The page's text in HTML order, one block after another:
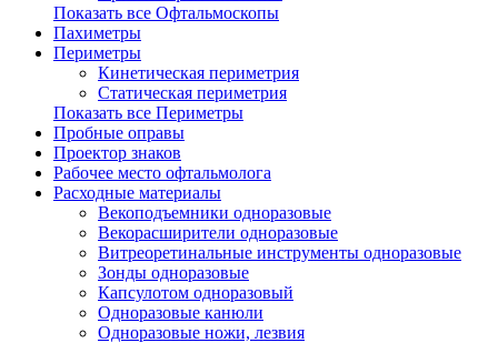
Показать все Офтальмоскопы
Пахиметры
Периметры
Кинетическая периметрия
Статическая периметрия
Показать все Периметры
Пробные оправы
Проектор знаков
Рабочее место офтальмолога
Расходные материалы
Векоподъемники одноразовые
Векорасширители одноразовые
Витреоретинальные инструменты одноразовые
Зонды одноразовые
Капсулотом одноразовый
Одноразовые канюли
Одноразовые ножи, лезвия